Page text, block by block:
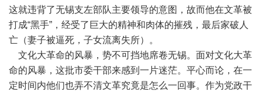
这就违背了无锡支左部队主要领导的意图，故而他在文革被
打成“黑手”，经受了巨大的精神和肉体的摧残，最后家破人
亡（妻子被逼死，子女流离失所）。
文化大革命的风暴，势不可挡地席卷无锡。面对文化大革
命的风暴，这批市委干部来感到一片迷茫。平心而论，在一
定时间内他们也弄不清文革究竟是怎么一回事。作为党政干